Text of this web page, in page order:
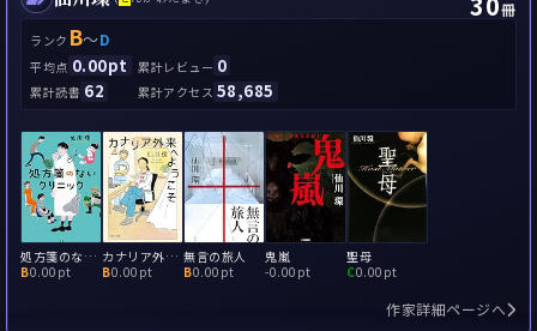
冊
ランク B～D
平均点 0.00pt 累計レビュー 0
累計読書 62 累計アクセス 58,685
処方箋のないクリニック
B0.00pt
カナリア外来へようこそ
B0.00pt
無言の旅人
B0.00pt
鬼嵐
-0.00pt
聖母
C0.00pt
作家詳細ページへ